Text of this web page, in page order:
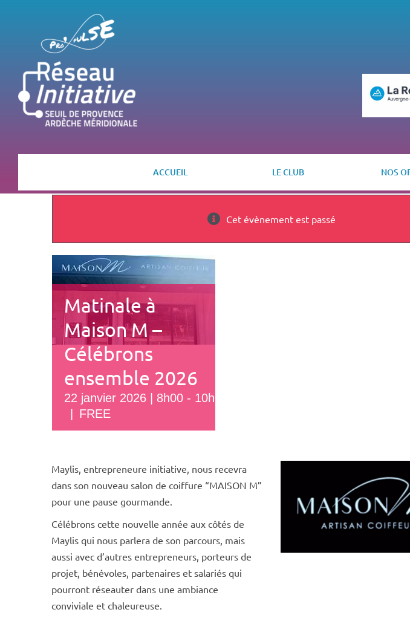
ACCUEIL LE CLUB NOS
Cet évènement est passé
Matinale à
Maison M –
Célébrons
ensemble 2026
22 janvier 2026 | 8h00- 10h00
FREE
Maylis, entrepreneure initiative, nous recevra
dans son nouveau salon de coiffure “MAISON M”
pour une pause gourmande.
Célébrons cette nouvelle année aux côtés de
Maylis qui nous parlera de son parcours, mais
aussi avec d’autres entrepreneurs, porteurs de
projet, bénévoles, partenaires et salariés qui
pourront réseauter dans une ambiance
conviviale et chaleureuse.